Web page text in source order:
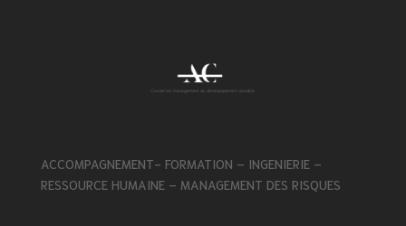
ACCOMPAGNEMENT- FORMATION – INGENIERIE –
RESSOURCE HUMAINE – MANAGEMENT DES RISQUES